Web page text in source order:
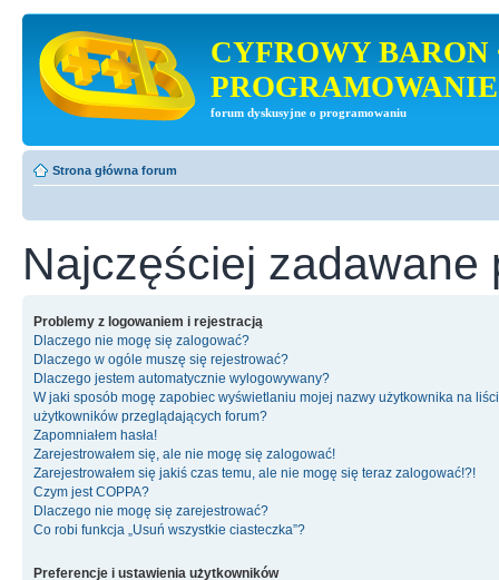
CYFROWY BARON
PROGRAMOWANIE
forum dyskusyjne o programowaniu
Strona główna forum
Najczęściej zadawane
Problemy z logowaniem i rejestracją
Dlaczego nie mogę się zalogować?
Dlaczego w ogóle muszę się rejestrować?
Dlaczego jestem automatycznie wylogowywany?
W jaki sposób mogę zapobiec wyświetlaniu mojej nazwy użytkownika na
użytkowników przeglądających forum?
Zapomniałem hasła!
Zarejestrowałem się, ale nie mogę się zalogować!
Zarejestrowałem się jakiś czas temu, ale nie mogę się teraz zalogować!?!
Czym jest COPPA?
Dlaczego nie mogę się zarejestrować?
Co robi funkcja „Usuń wszystkie ciasteczka”?
Preferencje i ustawienia użytkowników